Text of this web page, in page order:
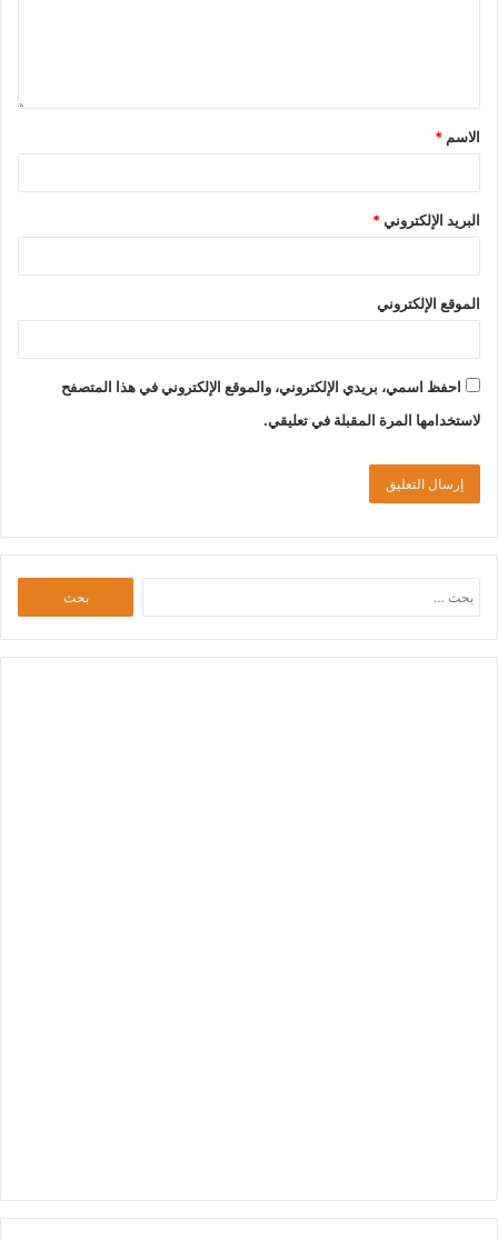
الاسم *
البريد الإلكتروني*
الموقع الإلكتروني
احفظ اسمي، بريدي الإلكتروني، والموقع الإلكتروني في هذا المتصفح
لاستخدامها المرة المقبلة في تعليقي.
عن: